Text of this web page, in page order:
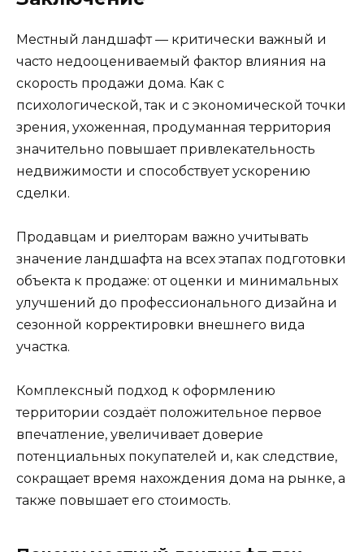
Местный ландшафт — критически важный и
часто недооцениваемый фактор влияния на
скорость продажи дома. Как с
психологической, так и с экономической точки
зрения, ухоженная, продуманная территория
значительно повышает привлекательность
недвижимости и способствует ускорению
сделки.
Продавцам и риелторам важно учитывать
значение ландшафта на всех этапах подготовки
объекта к продаже: от оценки и минимальных
улучшений до профессионального дизайна и
сезонной корректировки внешнего вида
участка.
Комплексный подход к оформлению
территории создаёт положительное первое
впечатление, увеличивает доверие
потенциальных покупателей и, как следствие,
сокращает время нахождения дома на рынке, а
также повышает его стоимость.